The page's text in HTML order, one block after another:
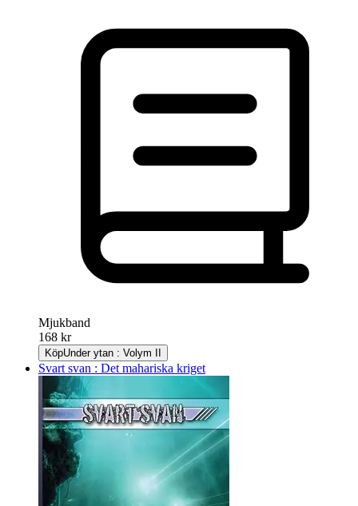
Mjukband
168 kr
KöpUnder ytan : Volym II
Svart svan : Det mahariska kriget